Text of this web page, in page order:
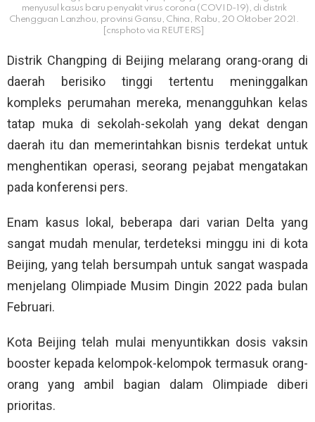
menyusul kasus baru penyakit virus corona (COVID-19), di distrik
Chengguan Lanzhou, provinsi Gansu, China, Rabu, 20 Oktober 2021.
[cnsphoto via REUTERS]
Distrik Changping di Beijing melarang orang-orang di
daerah berisiko tinggi tertentu meninggalkan
kompleks perumahan mereka, menangguhkan kelas
tatap muka di sekolah-sekolah yang dekat dengan
daerah itu dan memerintahkan bisnis terdekat untuk
menghentikan operasi, seorang pejabat mengatakan
pada konferensi pers.
Enam kasus lokal, beberapa dari varian Delta yang
sangat mudah menular, terdeteksi minggu ini di kota
Beijing, yang telah bersumpah untuk sangat waspada
menjelang Olimpiade Musim Dingin 2022 pada bulan
Februari.
Kota Beijing telah mulai menyuntikkan dosis vaksin
booster kepada kelompok-kelompok termasuk orang-
orang yang ambil bagian dalam Olimpiade diberi
prioritas.